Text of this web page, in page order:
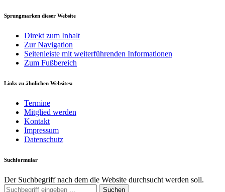
Sprungmarken dieser Website
Direkt zum Inhalt
Zur Navigation
Seitenleiste mit weiterführenden Informationen
Zum Fußbereich
Links zu ähnlichen Websites:
Termine
Mitglied werden
Kontakt
Impressum
Datenschutz
Suchformular
Der Suchbegriff nach dem die Website durchsucht werden soll.
Suchen